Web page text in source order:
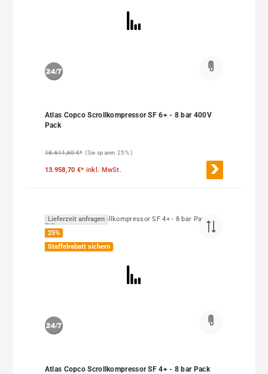
Atlas Copco Scrollkompressor SF 6+ - 8 bar 400V
Pack
18.611,60 €* (Sie sparen 25% )
13.958,70 €* inkl. MwSt.
Lieferzeit anfragen
25%
Staffelrabatt sichern
Atlas Copco Scrollkompressor SF 4+ - 8 bar Pack